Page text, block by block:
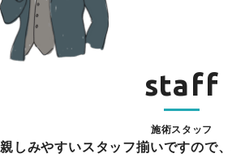
staff
施術スタッフ
親しみやすいスタッフ揃いですので